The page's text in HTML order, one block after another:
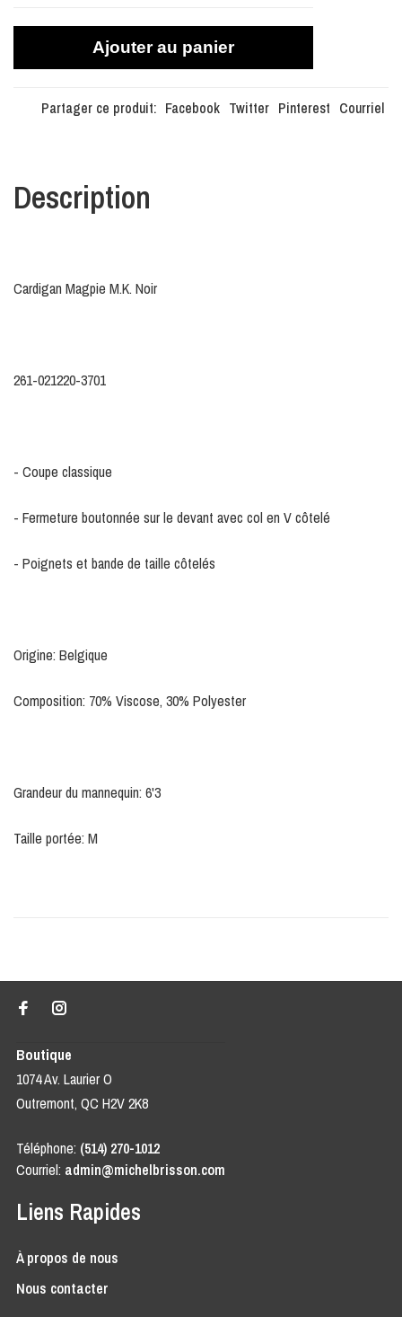
Ajouter au panier
Partager ce produit: Facebook Twitter Pinterest Courriel
Description
Cardigan Magpie M.K. Noir
261-021220-3701
- Coupe classique
- Fermeture boutonnée sur le devant avec col en V côtelé
- Poignets et bande de taille côtelés
Origine: Belgique
Composition: 70% Viscose, 30% Polyester
Grandeur du mannequin: 6'3
Taille portée: M
Boutique
1074 Av. Laurier O
Outremont, QC H2V 2K8
Téléphone: (514) 270-1012
Courriel: admin@michelbrisson.com
Liens Rapides
À propos de nous
Nous contacter